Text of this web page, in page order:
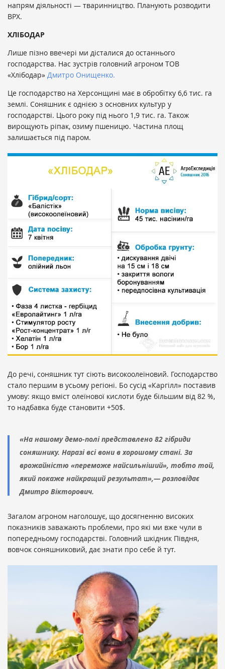
напрям діяльності — тваринництво. Планують розводити
ВРХ.
ХЛІБОДАР
Лише пізно ввечері ми дісталися до останнього
господарства. Нас зустрів головний агроном ТОВ
«Хлібодар» Дмитро Онищенко.
Це господарство на Херсонщині має в обробітку 6,6 тис. га
землі. Соняшник є однією з основних культур у
господарстві. Цього року під нього 1,9 тис. га. Також
вирощують ріпак, озиму пшеницю. Частина площ
залишається під паром.
До речі, соняшник тут сіють високоолеїновий. Господарство
стало першим в усьому регіоні. Бо сусід «Каргілл» поставив
умову: якщо вміст олеїнової кислоти буде більшим від 82 %,
то надбавка буде становити +50$.
«На нашому демо-полі представлено 82 гібриди
соняшнику. Наразі всі вони в хорошому стані. За
врожайністю «переможе найсильніший», тобто той,
який покаже найкращий результат»,— розповідає
Дмитро Вікторович.
Загалом агроном наголошує, що досягненню високих
показників заважають проблеми, про які ми вже чули в
попередньому господарстві. Головний шкідник Півдня,
вовчок соняшниковий, дає знати про себе й тут.